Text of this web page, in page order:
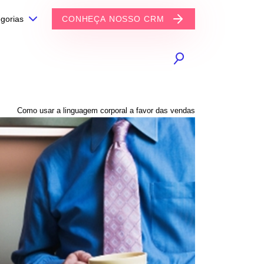
CONHEÇA NOSSO CRM
Como usar a linguagem corporal a favor das vendas